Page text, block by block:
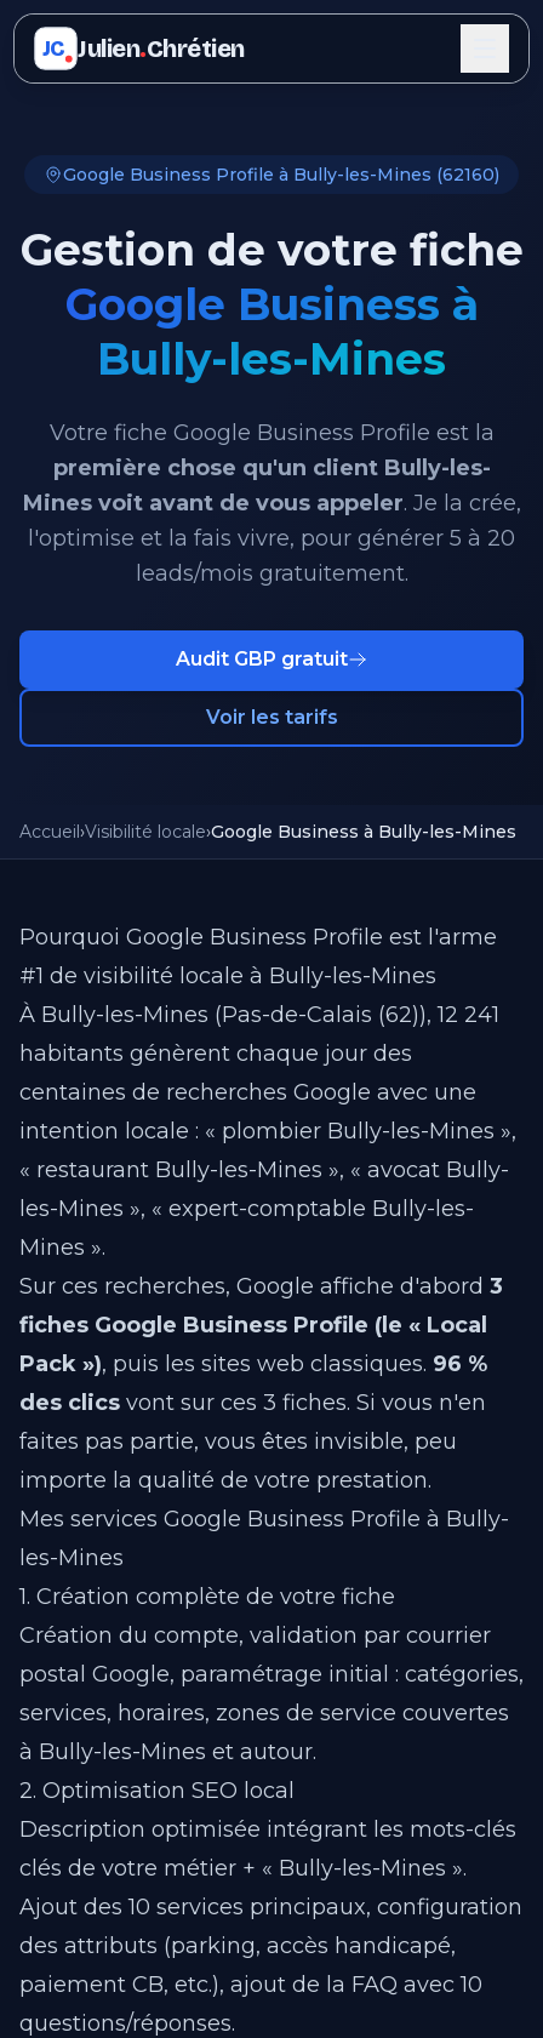
JC Julien.Chrétien
Google Business Profile à Bully-les-Mines (62160)
Gestion de votre fiche
Google Business à
Bully-les-Mines
Votre fiche Google Business Profile est la
première chose qu'un client Bully-les-
Mines voit avant de vous appeler. Je la crée,
l'optimise et la fais vivre, pour générer 5 à 20
leads/mois gratuitement.
Audit GBP gratuit
Voir les tarifs
Accueil›Visibilité locale›Google Business à Bully-les-Mines
Pourquoi Google Business Profile est l'arme
#1 de visibilité locale à Bully-les-Mines
À Bully-les-Mines (Pas-de-Calais (62)), 12 241
habitants génèrent chaque jour des
centaines de recherches Google avec une
intention locale : « plombier Bully-les-Mines »,
« restaurant Bully-les-Mines », « avocat Bully-
les-Mines », « expert-comptable Bully-les-
Mines ».
Sur ces recherches, Google affiche d'abord 3
fiches Google Business Profile (le « Local
Pack »), puis les sites web classiques. 96 %
des clics vont sur ces 3 fiches. Si vous n'en
faites pas partie, vous êtes invisible, peu
importe la qualité de votre prestation.
Mes services Google Business Profile à Bully-
les-Mines
1. Création complète de votre fiche
Création du compte, validation par courrier
postal Google, paramétrage initial : catégories,
services, horaires, zones de service couvertes
à Bully-les-Mines et autour.
2. Optimisation SEO local
Description optimisée intégrant les mots-clés
clés de votre métier + « Bully-les-Mines ».
Ajout des 10 services principaux, configuration
des attributs (parking, accès handicapé,
paiement CB, etc.), ajout de la FAQ avec 10
questions/réponses.